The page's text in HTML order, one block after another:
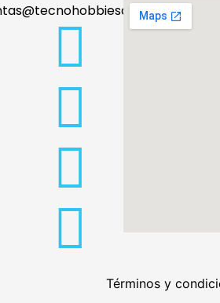
Términos y